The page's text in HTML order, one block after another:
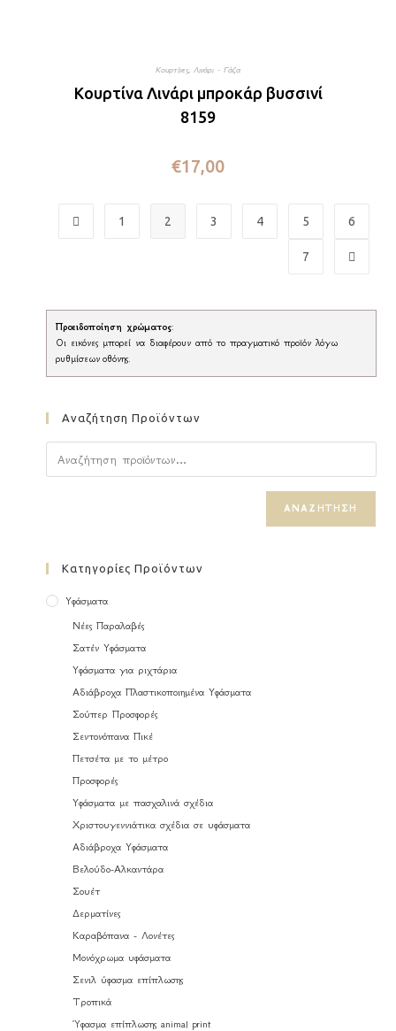
Κουρτίνες, Λινάρι - Γάζα
Κουρτίνα Λινάρι μπροκάρ βυσσινί
8159
€17,00
1 2 3 4 5 6
7
Προειδοποίηση χρώματος:
Οι εικόνες μπορεί να διαφέρουν από το πραγματικό προϊόν λόγω
ρυθμίσεων οθόνης.
Αναζήτηση Προϊόντων
ΑΝΑΖΉΤΗΣΗ
Κατηγορίες Προϊόντων
Υφάσματα
Νέες Παραλαβές
Σατέν Υφάσματα
Υφάσματα για ριχτάρια
Αδιάβροχα Πλαστικοποιημένα Υφάσματα
Σούπερ Προσφορές
Σεντονόπανα Πικέ
Πετσέτα με το μέτρο
Προσφορές
Υφάσματα με πασχαλινά σχέδια
Χριστουγεννιάτικα σχέδια σε υφάσματα
Αδιάβροχα Υφάσματα
Βελούδο-Αλκαντάρα
Σουέτ
Δερματίνες
Καραβόπανα - Λονέτες
Μονόχρωμα υφάσματα
Σενιλ ύφασμα επίπλωσης
Τροπικά
Ύφασμα επίπλωσης animal print